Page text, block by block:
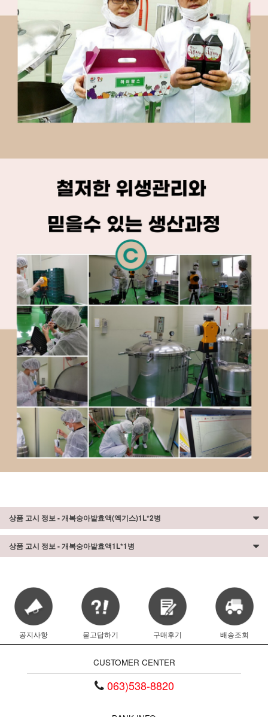
상품 고시 정보 - 개복숭아발효액(엑기스)1L*2병
상품 고시 정보 - 개복숭아발효액1L*1병
공지사항 묻고답하기 구매후기 배송조회
CUSTOMER CENTER
063)538-8820